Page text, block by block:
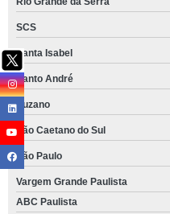
SCS
Santa Isabel
Santo André
Suzano
São Caetano do Sul
São Paulo
Vargem Grande Paulista
ABC Paulista